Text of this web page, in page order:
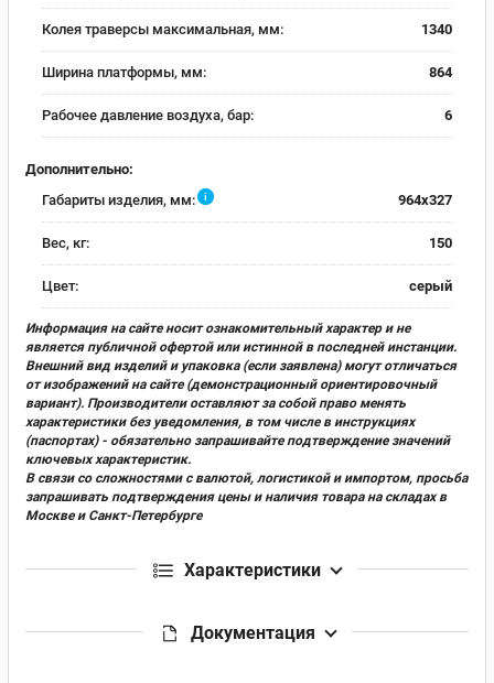
Колея траверсы максимальная, мм: 1340
Ширина платформы, мм: 864
Рабочее давление воздуха, бар: 6
Дополнительно:
Габариты изделия, мм:
i 964х327
Вес, кг: 150
Цвет: серый
Информация на сайте носит ознакомительный характер и не
является публичной офертой или истинной в последней инстанции.
Внешний вид изделий и упаковка (если заявлена) могут отличаться
от изображений на сайте (демонстрационный ориентировочный
вариант). Производители оставляют за собой право менять
характеристики без уведомления, в том числе в инструкциях
(паспортах) - обязательно запрашивайте подтверждение значений
ключевых характеристик.
В связи со сложностями с валютой, логистикой и импортом, просьба
запрашивать подтверждения цены и наличия товара на складах в
Москве и Санкт-Петербурге
Характеристики
Документация